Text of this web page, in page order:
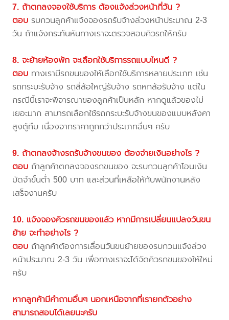
7. ถ้าตกลงจองใช้บริการ ต้องแจ้งล่วงหน้ากี่วัน ?
ตอบ รบกวนลูกค้าแจ้งจองรถรับจ้างล่วงหน้าประมาณ 2-3
วัน ถ้าแจ้งกระทันหันทางเราจะตรวจสอบคิวรถให้ครับ
8. จะย้ายห้องพัก จะเลือกใช้บริการรถแบบไหนดี ?
ตอบ ทางเรามีรถขนของให้เลือกใช้บริการหลายประเภท เช่น
รถกระบะรับจ้าง รถสี่ล้อใหญ่รับจ้าง รถหกล้อรับจ้าง แต่ใน
กรณีนี้เราจะพิจารณาของลูกค้าเป็นหลัก หากดูแล้วของไม่
เยอะมาก สามารถเลือกใช้รถกระบะรับจ้างขนของแบบหลังคา
สูงตู้ทึบ เนื่องจากราคาถูกกว่าประเภทอื่นๆ ครับ
9. ถ้าตกลงจ้างรถรับจ้างขนของ ต้องจ่ายเงินอย่างไร ?
ตอบ ถ้าลูกค้าตกลงจองรถขนของ จะรบกวนลูกค้าโอนเงิน
มัดจำขั้นต่ำ 500 บาท และส่วนที่เหลือให้กับพนักงานหลัง
เสร็จงานครับ
10. แจ้งจองคิวรถขนของแล้ว หากมีการเปลี่ยนแปลงวันขน
ย้าย จะทำอย่างไร ?
ตอบ ถ้าลูกค้าต้องการเลื่อนวันขนย้ายของรบกวนแจ้งล่วง
หน้าประมาณ 2-3 วัน เพื่อทางเราจะได้จัดคิวรถขนของให้ใหม่
ครับ
หากลูกค้ามีคำถามอื่นๆ นอกเหนือจากที่เรายกตัวอย่าง
สามารถสอบได้เลยนะครับ